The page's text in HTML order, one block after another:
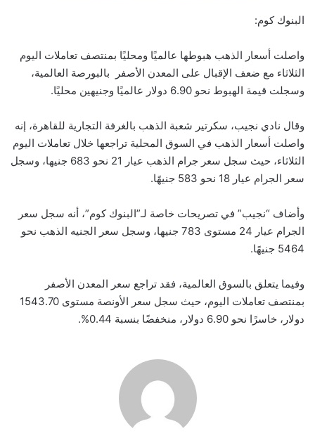
البنوك كوم:
واصلت أسعار الذهب هبوطها عالميًا ومحليًا بمنتصف تعاملات اليوم
الثلاثاء مع ضعف الإقبال على المعدن الأصفر بالبورصة العالمية،
وسجلت قيمة الهبوط نحو 6.90 دولار عالميًا وجنيهين محليًا.
وقال نادي نجيب، سكرتير شعبة الذهب بالغرفة التجارية للقاهرة، إنه
واصلت أسعار الذهب في السوق المحلية تراجعها خلال تعاملات اليوم
الثلاثاء، حيث سجل سعر جرام الذهب عيار 21 نحو 683 جنيها، وسجل
سعر الجرام عيار 18 نحو 583 جنيهًا.
وأضاف “نجيب” في تصريحات خاصة لـ”البنوك كوم”، أنه سجل سعر
الجرام عيار 24 مستوى 783 جنيها، وسجل سعر الجنيه الذهب نحو
5464 جنيهًا.
وفيما يتعلق بالسوق العالمية، فقد تراجع سعر المعدن الأصفر
بمنتصف تعاملات اليوم، حيث سجل سعر الأونصة مستوى 1543.70
دولار، خاسرًا نحو 6.90 دولار، منخفضًا بنسبة 0.44%.